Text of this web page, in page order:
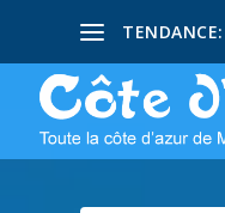
TENDANCE: